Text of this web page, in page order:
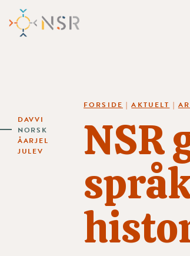
DAVVI
NORSK
ÅARJEL
JULEV
FORSIDE |AKTUELT |
NSR